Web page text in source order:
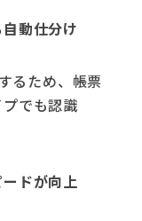
動仕分け
るため、帳票
でも認識
ードが向上